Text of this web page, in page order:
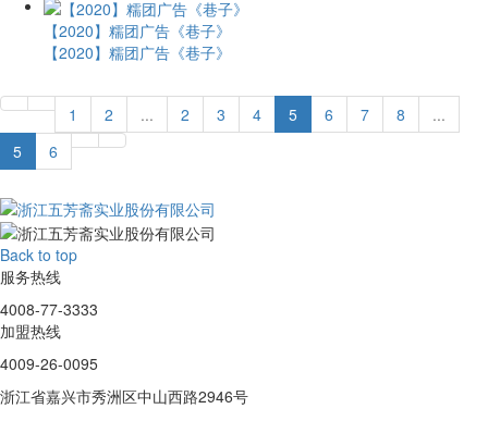
【2020】糯团广告《巷子》
【2020】糯团广告《巷子》
1 2 ... 2 3 4 5 6 7 8
...
5
6
Back to top
服务热线
4008-77-3333
加盟热线
4009-26-0095
浙江省嘉兴市秀洲区中山西路2946号